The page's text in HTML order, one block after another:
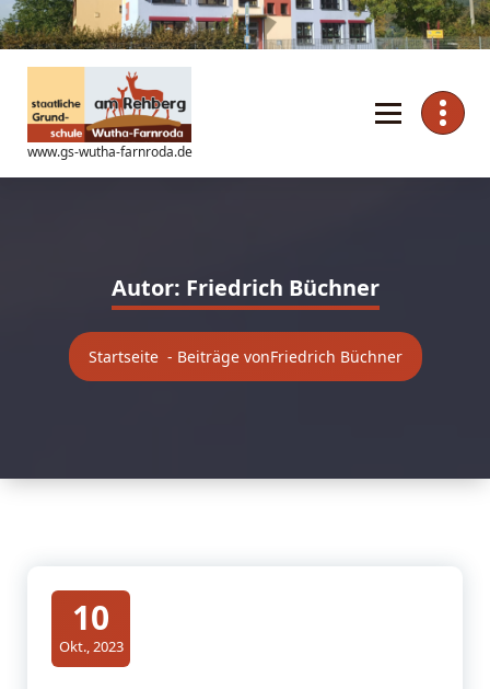
Zum
Inhalt
springen
www.gs-wutha-farnroda.de
Autor: Friedrich Büchner
Startseite- Beiträge vonFriedrich Büchner
10
Okt., 2023